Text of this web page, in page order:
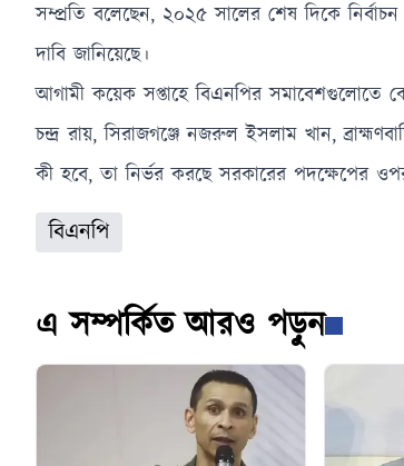
সম্প্রতি বলেছেন, ২০২৫ সালের শেষ দিকে
দাবি জানিয়েছে।
আগামী কয়েক সপ্তাহে বিএনপির সমাবেশগুলোতে
চন্দ্র রায়, সিরাজগঞ্জে নজরুল ইসলাম খান,
কী হবে, তা নির্ভর করছে সরকারের পদক্ষেপের
বিএনপি
এ সম্পর্কিত আরও পড়ুন